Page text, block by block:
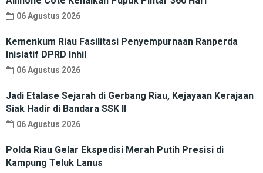
06 Agustus 2026
Kemenkum Riau Fasilitasi Penyempurnaan Ranperda
Inisiatif DPRD Inhil
06 Agustus 2026
Jadi Etalase Sejarah di Gerbang Riau, Kejayaan Kerajaan
Siak Hadir di Bandara SSK II
06 Agustus 2026
Polda Riau Gelar Ekspedisi Merah Putih Presisi di
Kampung Teluk Lanus